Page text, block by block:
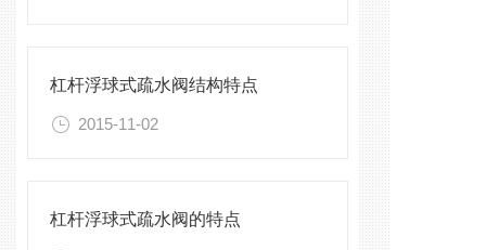
杠杆浮球式疏水阀结构特点
2015-11-02
杠杆浮球式疏水阀的特点